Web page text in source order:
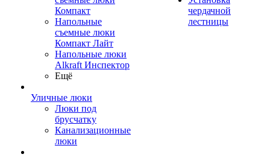
Компакт
Напольные
съемные люки
Компакт Лайт
Напольные люки
Alkraft Инспектор
Ещё
Уличные люки
Люки под
брусчатку
Канализационные
люки
чердачной
лестницы